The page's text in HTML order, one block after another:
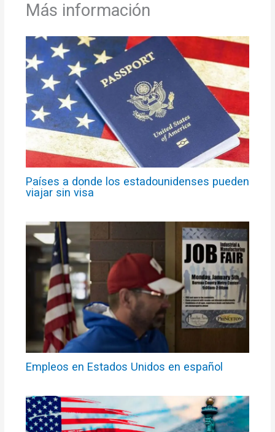
Más información
Países a donde los estadounidenses pueden
viajar sin visa
Empleos en Estados Unidos en español